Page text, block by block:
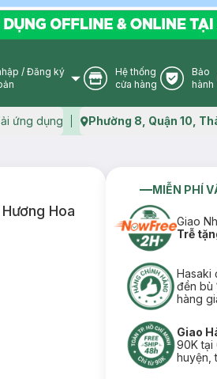
User Icon
/ Đăng ký
Store Icon
Hệ thống
cửa hàng
Bảo
hành
ứng dụng Phường 8, Quận 10,
Hoa
MIỄN PHÍ
Giao
Trễ
Hasaki
đền bù
hàng
Giao
90K tại
huyện,